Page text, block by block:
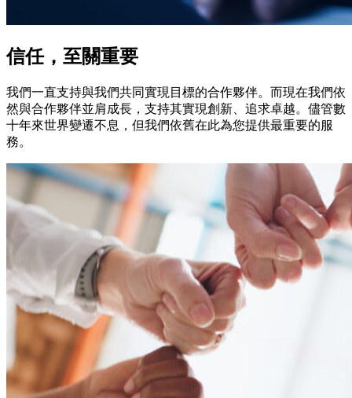
信任，至關重要
我們一直支持與我們共同實現目標的合作夥伴。而現在我們依
然與合作夥伴並肩成長，支持其實現創新、追求卓越。儘管數
十年來世界變遷不息，但我們依舊在此為您提供最重要的服
務。